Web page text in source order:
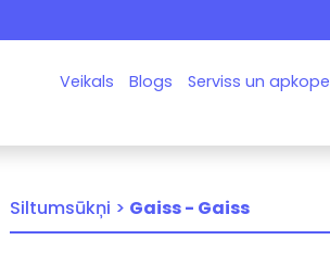
Veikals Blogs Serviss un apkope
Siltumsūkņi > Gaiss - Gaiss